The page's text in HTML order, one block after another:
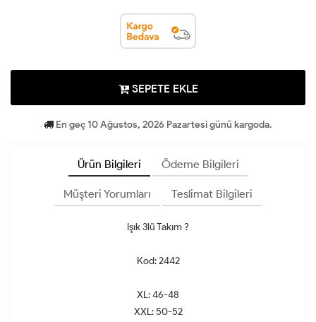
SEPETE EKLE
En geç 10 Ağustos, 2026 Pazartesi günü kargoda.
Ürün Bilgileri Ödeme Bilgileri
Müşteri Yorumları Teslimat Bilgileri
Işık 3lü Takım ?
Kod: 2442
XL: 46-48
XXL: 50-52